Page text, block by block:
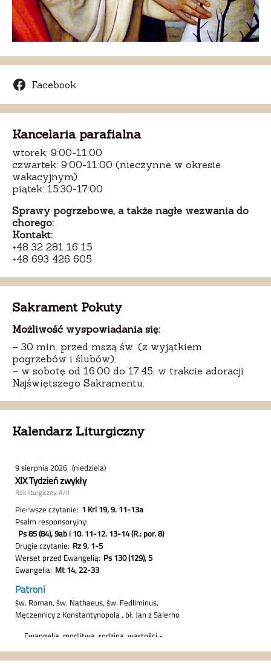
Facebook
Kancelaria parafialna
wtorek: 9:00-11:00
czwartek: 9:00-11:00 (nieczynne w okresie
wakacyjnym)
piątek: 15:30-17:00
Sprawy pogrzebowe, a także nagłe wezwania do
chorego:
Kontakt:
+48 32 281 16 15
+48 693 426 605
Sakrament Pokuty
Możliwość wyspowiadania się:
– 30 min. przed mszą św. (z wyjątkiem
pogrzebów i ślubów);
– w sobotę od 16:00 do 17:45, w trakcie adoracji
Najświętszego Sakramentu.
Kalendarz Liturgiczny